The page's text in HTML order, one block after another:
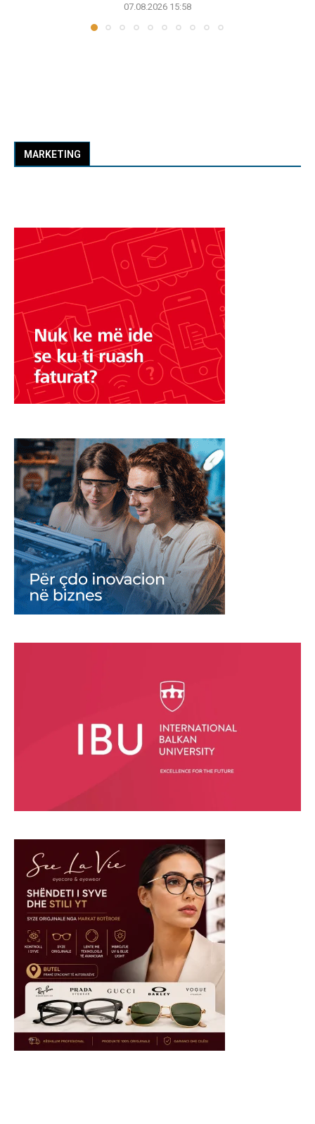
07.08.2026 15:58
MARKETING